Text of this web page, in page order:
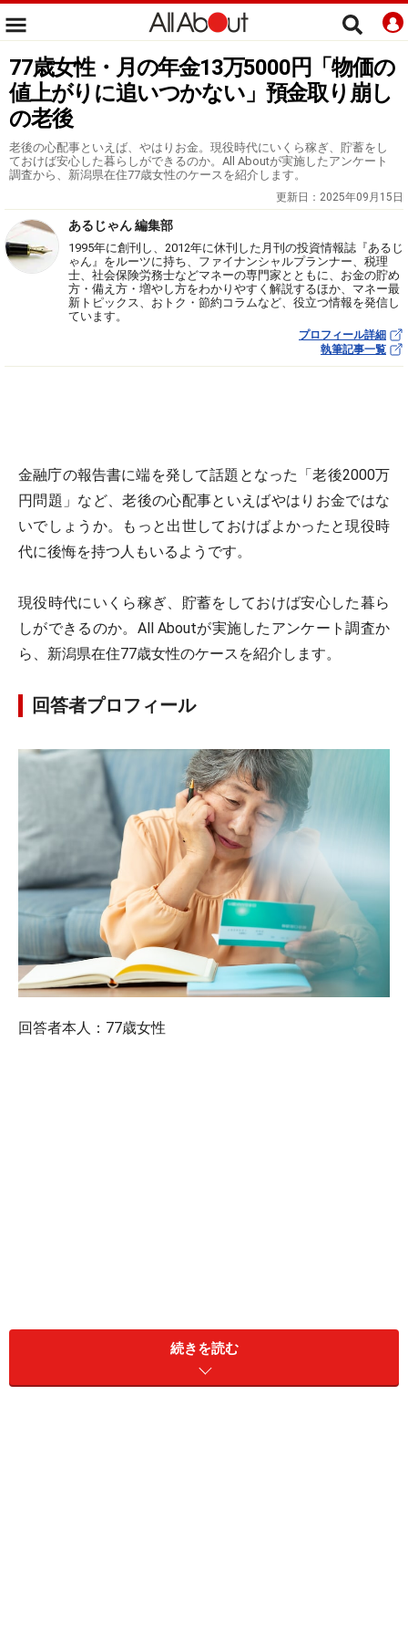
77歳女性・月の年金13万5000円「物価の
値上がりに追いつかない」預金取り崩し
の老後
老後の心配事といえば、やはりお金。現役時代にいくら稼ぎ、貯蓄をし
ておけば安心した暮らしができるのか。All Aboutが実施したアンケート
調査から、新潟県在住77歳女性のケースを紹介します。
更新日： 2025年09月15日
あるじゃん 編集部
1995年に創刊し、2012年に休刊した月刊の投資情報誌『あるじ
ゃん』をルーツに持ち、ファイナンシャルプランナー、税理
士、社会保険労務士などマネーの専門家とともに、お金の貯め
方・備え方・増やし方をわかりやすく解説するほか、マネー最
新トピックス、おトク・節約コラムなど、役立つ情報を発信し
ています。
プロフィール詳細
執筆記事一覧
金融庁の報告書に端を発して話題となった「老後2000万
円問題」など、老後の心配事といえばやはりお金ではな
いでしょうか。もっと出世しておけばよかったと現役時
代に後悔を持つ人もいるようです。
現役時代にいくら稼ぎ、貯蓄をしておけば安心した暮ら
しができるのか。All Aboutが実施したアンケート調査か
ら、新潟県在住77歳女性のケースを紹介します。
回答者プロフィール
回答者本人：77歳女性
住居形態：持ち家（戸建て）
居住地：新潟県
続きを読む